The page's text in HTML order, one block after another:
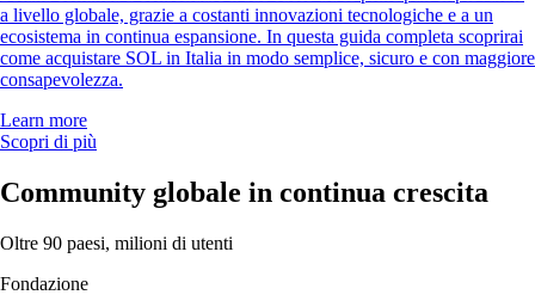
a livello globale, grazie a costanti innovazioni tecnologiche e a un
ecosistema in continua espansione. In questa guida completa scoprirai
come acquistare SOL in Italia in modo semplice, sicuro e con maggiore
consapevolezza.
Learn more
Scopri di più
Community globale in continua crescita
Oltre 90 paesi, milioni di utenti
Fondazione